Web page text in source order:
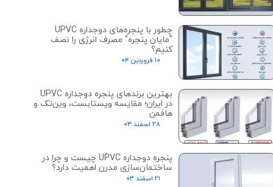
چطور با پنجره‌های دوجداره UPVC
"مایان پنجره" مصرف انرژی را نصف
کنیم؟
۱۰ فروردین ۰۴
بهترین برندهای پنجره دوجداره UPVC
در ایران؛ مقایسه ویستابست، وین‌تک و
هافمن
۲۸ اسفند ۰۳
پنجره دوجداره UPVC چیست و چرا در
ساختمان‌سازی مدرن اهمیت دارد؟
۲۱ اسفند ۰۳